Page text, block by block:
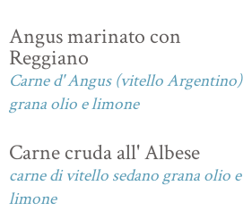
Angus marinato con
Reggiano
Carne d' Angus (vitello Argentino)
grana olio e limone
Carne cruda all' Albese
carne di vitello sedano grana olio e
limone